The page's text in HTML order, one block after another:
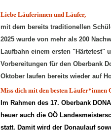
Liebe Läuferinnen und Läufer,
mit dem bereits traditionellen
2025 wurde von mehr als 200
Laufbahn einem ersten "Härtetest"
Vorbereitungen für den Oberbank
Oktober laufen bereits wieder auf
Miss dich mit den besten Läufer*innen
Im Rahmen des 17. Oberbank
heuer auch die OÖ
statt. Damit wird der Donaulauf